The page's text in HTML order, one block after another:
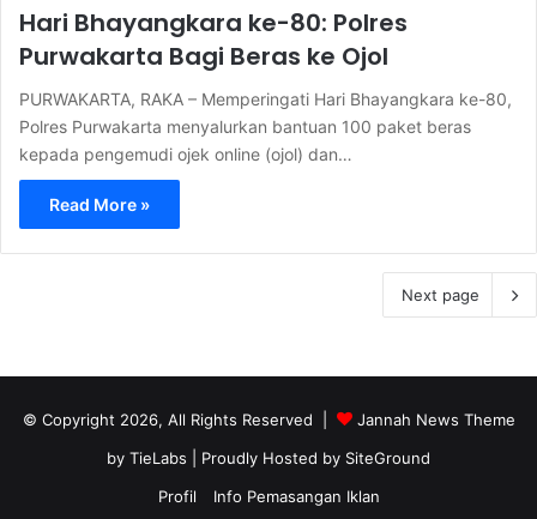
Hari Bhayangkara ke-80: Polres
Purwakarta Bagi Beras ke Ojol
PURWAKARTA, RAKA – Memperingati Hari Bhayangkara ke-80,
Polres Purwakarta menyalurkan bantuan 100 paket beras
kepada pengemudi ojek online (ojol) dan…
Read More »
Next page
© Copyright 2026, All Rights Reserved |
Jannah News Theme
by TieLabs | Proudly Hosted by SiteGround
Profil
Info Pemasangan Iklan